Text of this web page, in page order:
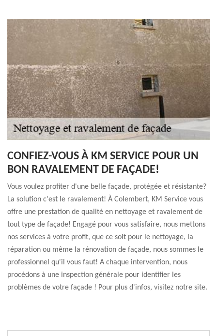
CONFIEZ-VOUS À KM SERVICE POUR UN
BON RAVALEMENT DE FAÇADE!
Vous voulez profiter d'une belle façade, protégée et résistante?
La solution c'est le ravalement! À Colembert, KM Service vous
offre une prestation de qualité en nettoyage et ravalement de
tout type de façade! Engagé pour vous satisfaire, nous mettons
nos services à votre profit, que ce soit pour le nettoyage, la
réparation ou même la rénovation de façade, nous sommes le
professionnel qu'il vous faut! A chaque intervention, nous
procédons à une inspection générale pour identifier les
problèmes de votre façade ! Pour plus d'infos, visitez notre site.